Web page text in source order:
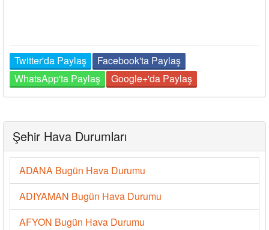
Twitter'da Paylaş
Facebook'ta Paylaş
WhatsApp'ta Paylaş
Google+'da Paylaş
Şehir Hava Durumları
ADANA Bugün Hava Durumu
ADIYAMAN Bugün Hava Durumu
AFYON Bugün Hava Durumu